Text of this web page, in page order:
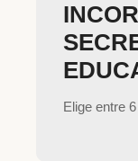
Elige entre